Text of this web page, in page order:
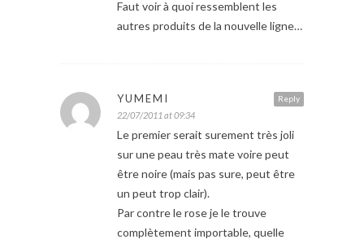
Faut voir à quoi ressemblent les
autres produits de la nouvelle ligne…
Reply
YUMEMI
22/07/2011 at 09:34
Le premier serait surement très joli
sur une peau très mate voire peut
être noire (mais pas sure, peut être
un peut trop clair).
Par contre le rose je le trouve
complètement importable, quelle